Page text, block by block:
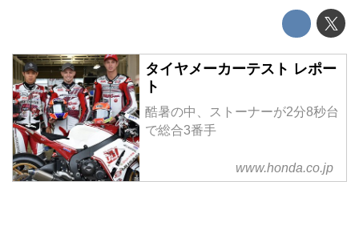
タイヤメーカーテスト レポー
ト
酷暑の中、ストーナーが2分8秒台
で総合3番手
www.honda.co.jp